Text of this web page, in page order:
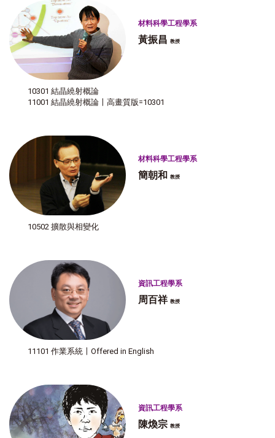
材料科學工程學系
黃振昌 教授
10301 結晶繞射概論
11001 結晶繞射概論〡高畫質版=10301
材料科學工程學系
簡朝和 教授
10502 擴散與相變化
資訊工程學系
周百祥 教授
11101 作業系統〡Offered in English
資訊工程學系
陳煥宗 教授